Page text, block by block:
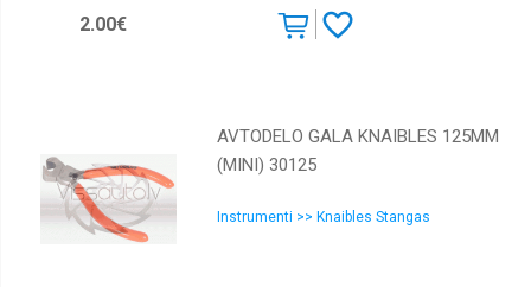
2.00€
AVTODELO GALA KNAIBLES 125MM
(MINI) 30125
Instrumenti >> Knaibles Stangas